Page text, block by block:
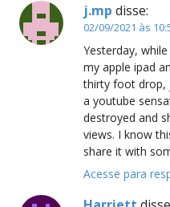
j.mp disse:
02/09/2021 às
Yesterday,
my apple ipad
thirty foot drop,
a youtube
destroyed and
views. I know
share it with
Acesse para